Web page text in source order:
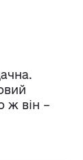
ж він –